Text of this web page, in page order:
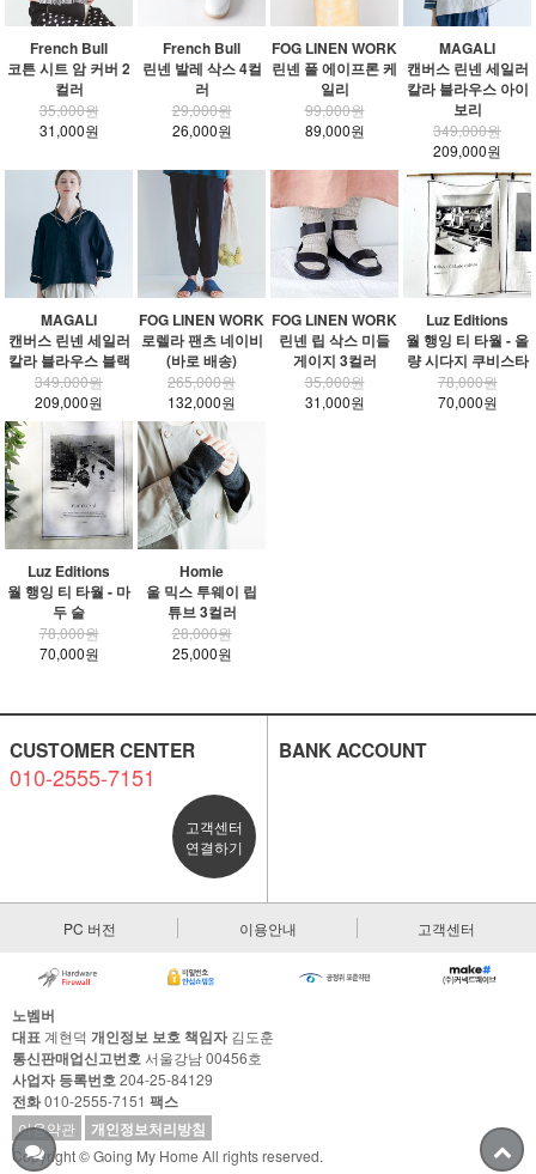
French Bull
코튼 시트 암 커버 2
컬러
35,000원
31,000원
French Bull
린넨 발레 삭스 4컬
러
29,000원
26,000원
FOG LINEN WORK
린넨 풀 에이프론 케
일리
99,000원
89,000원
MAGALI
캔버스 린넨 세일러
칼라 블라우스 아이
보리
349,000원
209,000원
MAGALI
캔버스 린넨 세일러
칼라 블라우스 블랙
349,000원
209,000원
FOG LINEN WORK
로렐라 팬츠 네이비
(바로 배송)
265,000원
132,000원
FOG LINEN WORK
린넨 립 삭스 미들
게이지 3컬러
35,000원
31,000원
Luz Editions
월 행잉 티 타월 - 올
량 시다지 쿠비스타
78,000원
70,000원
Luz Editions
월 행잉 티 타월 - 마
두 술
78,000원
70,000원
Homie
울 믹스 투웨이 립
튜브 3컬러
28,000원
25,000원
CUSTOMER CENTER
010-2555-7151
고객센터
연결하기
BANK ACCOUNT
PC 버전 이용안내 고객센터
노벰버
대표 계현덕 개인정보 보호 책임자김도훈
통신판매업신고번호 서울강남 00456호
사업자 등록번호204-25-84129
전화010-2555-7151 팩스
이용약관 개인정보처리방침
Copyright © Going My Home All rights reserved.